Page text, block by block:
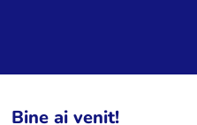
Bine ai venit!